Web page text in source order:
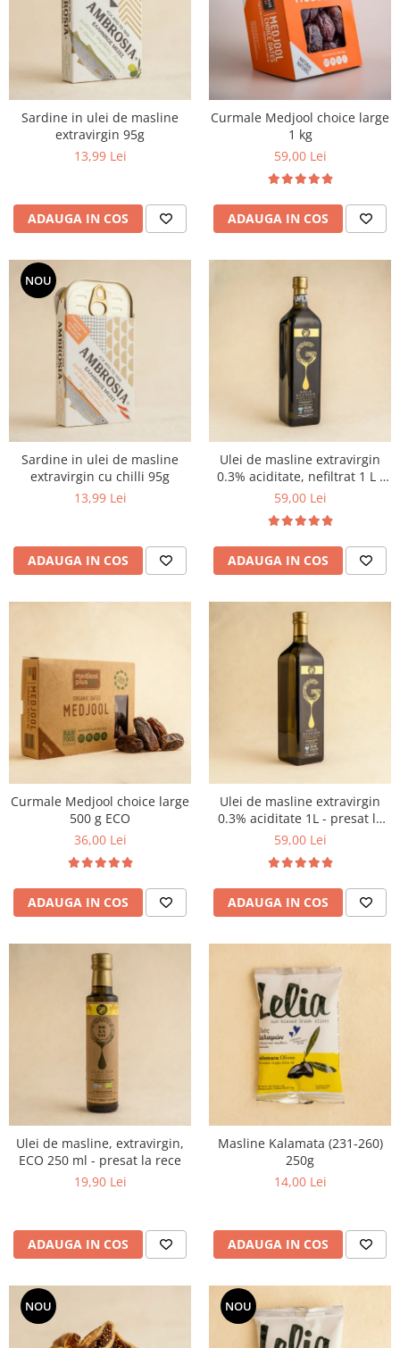
CREME ȘI PASTE TARTINABILE
CONDIMENTE
CEAIURI GRECEȘTI
CIOCOLATĂ ȘI CACAO
HEALTHY SNACKS
SUPERALIMENTE
PRODUSE ECO / ORGANICE
COSMETICE
REMEDII NATURISTE
TOATE PRODUSELE
Sardine in ulei de masline
extravirgin 95g
13,99 Lei
ADAUGA IN COS
Curmale Medjool choice large
1 kg
59,00 Lei
ADAUGA IN COS
NOU
Sardine in ulei de masline
extravirgin cu chilli 95g
13,99 Lei
ADAUGA IN COS
Ulei de masline extravirgin
0.3% aciditate, nefiltrat 1 L -
presat la rece
59,00 Lei
ADAUGA IN COS
Curmale Medjool choice large
500 g ECO
36,00 Lei
ADAUGA IN COS
Ulei de masline extravirgin
0.3% aciditate 1L - presat la
rece
59,00 Lei
ADAUGA IN COS
Ulei de masline, extravirgin,
ECO 250 ml - presat la rece
19,90 Lei
ADAUGA IN COS
Masline Kalamata (231-260)
250g
14,00 Lei
ADAUGA IN COS
NOU NOU